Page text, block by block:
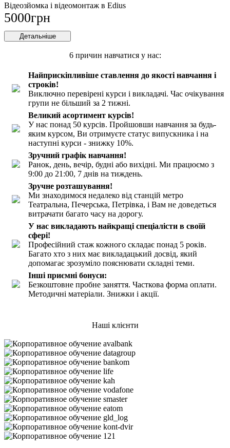
Відеозйомка і відеомонтаж в Edius
5000грн
Детальніше
6 причин навчатися у нас:
Найприскіпливіше ставлення до якості навчання і
строків!
Виключно перевірені курси і викладачі. Час очікування
групи не більший за 2 тижні.
Великий асортимент курсів!
У нас понад 50 курсів. Пройшовши навчання за будь-
яким курсом, Ви отримуєте статус випускника і на
наступні курси - знижку 10%.
Зручний графік навчання!
Ранок, день, вечір, будні або вихідні. Ми працюємо з
9:00 до 21:00, 7 днів на тиждень.
Зручне розташування!
Ми знаходимося недалеко від станцій метро
Театральна, Печерська, Петрівка, і Вам не доведеться
витрачати багато часу на дорогу.
У нас викладають найкращі спеціалісти в своїй
сфері!
Професійний стаж кожного складає понад 5 років.
Багато хто з них має викладацький досвід, який
допомагає зрозуміло пояснювати складні теми.
Інші приємні бонуси:
Безкоштовне пробне заняття. Часткова форма оплати.
Методичні матеріали. Знижки і акції.
Наші клієнти